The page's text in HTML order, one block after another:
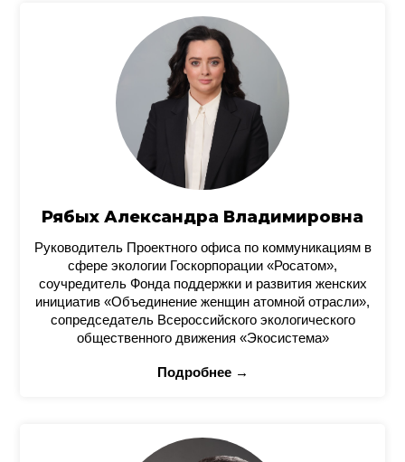
Рябых Александра Владимировна
Руководитель Проектного офиса по коммуникациям в
сфере экологии Госкорпорации «Росатом»,
соучредитель Фонда поддержки и развития женских
инициатив «Объединение женщин атомной отрасли»,
сопредседатель Всероссийского экологического
общественного движения «Экосистема»
Подробнее →